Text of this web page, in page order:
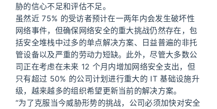
胁的信心不足和评估不足。
虽然近 75% 的受访者预计在一两年内会发生破坏性
网络事件，但确保网络安全的重大挑战仍然存在，包
括安全堆栈中过多的单点解决方案、日益普遍的非托
管设备以及严重的劳动力短缺。此外，尽管大多数公
司正在考虑在未来 12 个月内增加网络安全支出，但
只有超过 50% 的公司计划进行重大的 IT 基础设施升
级，越来越多的组织希望更新当前的解决方案。
“为了克服当今威胁形势的挑战，公司必须加快对安全